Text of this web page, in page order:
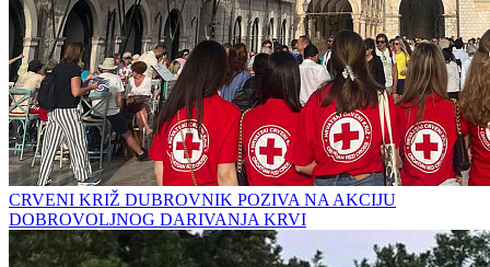
CRVENI KRIŽ DUBROVNIK POZIVA NA AKCIJU
DOBROVOLJNOG DARIVANJA KRVI